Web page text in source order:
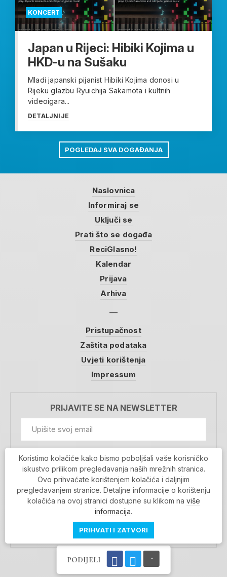
PODIJELI
KONCERT
Japan u Rijeci: Hibiki Kojima u
HKD-u na Sušaku
Mladi japanski pijanist Hibiki Kojima donosi u
Rijeku glazbu Ryuichija Sakamota i kultnih
videoigara...
DETALJNIJE
POGLEDAJ SVA DOGAĐANJA
Naslovnica
Informiraj se
Uključi se
Prati što se događa
ReciGlasno!
Kalendar
Prijava
Arhiva
Pristupačnost
Zaštita podataka
Uvjeti korištenja
Impressum
PRIJAVITE SE NA NEWSLETTER
Prihvaćam da se moji podaci spremaju u bazu
podataka i koriste u svrhu slanja MojaRijeka
newslettera
MOJARIJEKA NEWSLETTER
PRIJAVI SE
Povratak na vrh
Koristimo kolačiće kako bismo poboljšali vaše korisničko
iskustvo prilikom pregledavanja naših mrežnih stranica.
Ovo prihvaćate korištenjem kolačića i daljnjim
pregledavanjem stranice. Detaljne informacije o korištenju
kolačića na ovoj stranici dostupne su klikom na više
informacija.
PRIHVATI I ZATVORI